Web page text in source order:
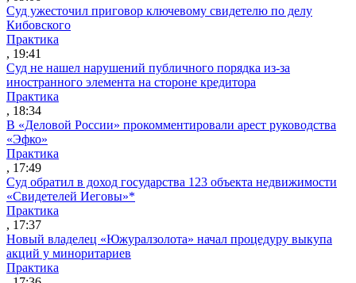
Суд ужесточил приговор ключевому свидетелю по делу
Кибовского
Практика
, 19:41
Суд не нашел нарушений публичного порядка из-за
иностранного элемента на стороне кредитора
Практика
, 18:34
В «Деловой России» прокомментировали арест руководства
«Эфко»
Практика
, 17:49
Суд обратил в доход государства 123 объекта недвижимости
«Свидетелей Иеговы»*
Практика
, 17:37
Новый владелец «Южуралзолота» начал процедуру выкупа
акций у миноритариев
Практика